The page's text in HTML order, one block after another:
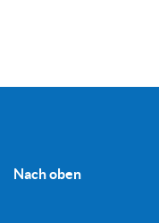
Nach oben